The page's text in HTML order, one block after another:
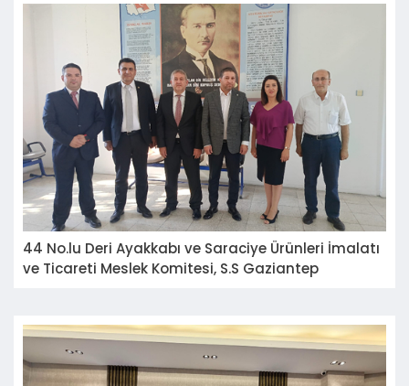
44 No.lu Deri Ayakkabı ve Saraciye Ürünleri İmalatı
ve Ticareti Meslek Komitesi, S.S Gaziantep
ziyaret etti.